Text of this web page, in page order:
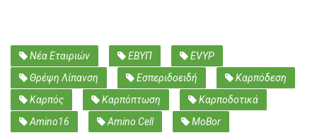
Νέα Εταιριών ΕΒΥΠ
EVYP
Θρέψη Λίπανση
Εσπεριδοειδή
Καρπόδεση
Καρπός
Καρπόπτωση
Καρποδοτικά
Amino16
Amino Cell MoBor